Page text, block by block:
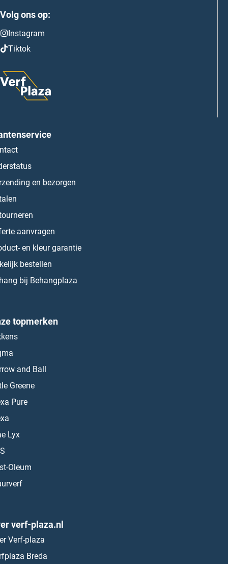
Volg ons op:
Instagram
Tiktok
en bezorgen
aanvragen
en kleur garantie
bestellen
bij Behangplaza
topmerken
and Ball
Greene
Pure
Lyx
Oleum
verf-plaza.nl
Verf-plaza
Breda